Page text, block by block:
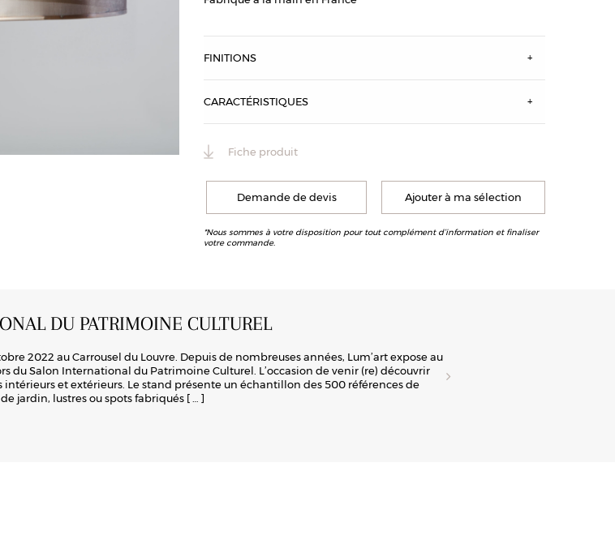
FINITIONS
CARACTÉRISTIQUES
Fiche produit
Ajouter à ma sélection
Demande de devis
*Nous sommes à votre disposition pour tout complément d’information et finaliser
votre commande.
DU PATRIMOINE CULTUREL
2022 au Carrousel du Louvre. Depuis de nombreuses années, Lum’art expose au
du Salon International du Patrimoine Culturel. L’occasion de venir (re) découvrir
et extérieurs. Le stand présente un échantillon des 500 références de
jardin, lustres ou spots fabriqués [ … ]